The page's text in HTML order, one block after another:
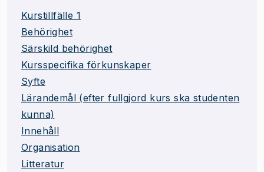
Kurstillfälle 1
Behörighet
Särskild behörighet
Kursspecifika förkunskaper
Syfte
Lärandemål (efter fullgjord kurs ska studenten
kunna)
Innehåll
Organisation
Litteratur